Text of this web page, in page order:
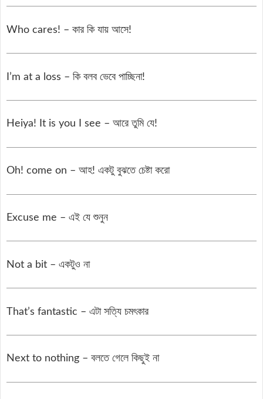
Who cares! – কার কি যায় আসে!
I’m at a loss – কি বলব ভেবে পাচ্ছিনা!
Heiya! It is you I see – আরে তুমি যে!
Oh! come on – আহ! একটু বুঝতে চেষ্টা করো
Excuse me – এই যে শুনুন
Not a bit – একটুও না
That’s fantastic – এটা সত্যি চমৎকার
Next to nothing – বলতে গেলে কিছুই না